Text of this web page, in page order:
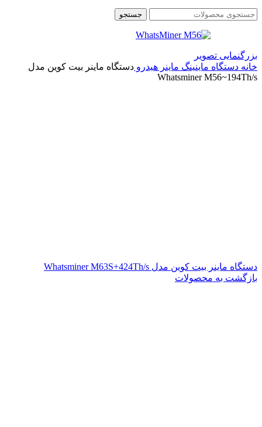
جستجو
بزرگنمایی تصویر
خانه دستگاه ماینینگ ماینر هیدرو دستگاه ماینر بیت کوین مدل
Whatsminer M56~194Th/s
دستگاه ماینر بیت کوین مدل Whatsminer M63S+424Th/s
بازگشت به محصولات